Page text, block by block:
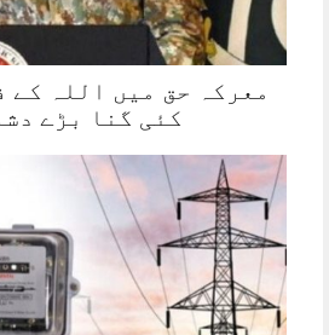
معرکہ حق میں اللہ کے
کئی گنا بڑے